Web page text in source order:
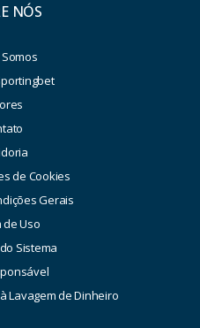
NÓS
de Cookies
Gerais
de Uso
Sistema
Lavagem de Dinheiro